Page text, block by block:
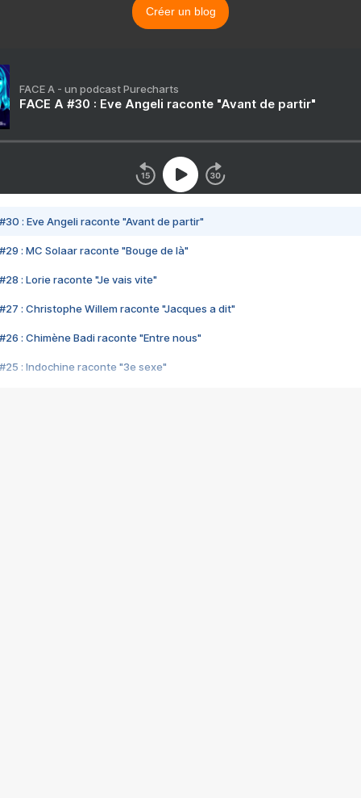
Créer un blog
FACE A - un podcast Purecharts
FACE A #30 : Eve Angeli raconte "Avant de partir"
#30 : Eve Angeli raconte "Avant de partir"
#29 : MC Solaar raconte "Bouge de là"
#28 : Lorie raconte "Je vais vite"
#27 : Christophe Willem raconte "Jacques a dit"
#26 : Chimène Badi raconte "Entre nous"
#25 : Indochine raconte "3e sexe"